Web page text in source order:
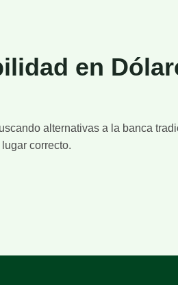
en
alternativas a la banca
correcto.